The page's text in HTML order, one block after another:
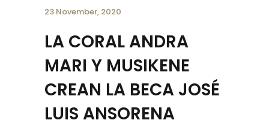
23 November, 2020
LA CORAL ANDRA
MARI Y MUSIKENE
CREAN LA BECA JOSÉ
LUIS ANSORENA